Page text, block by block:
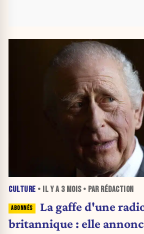
CULTURE • IL Y A 3 MOIS• PAR RÉDACTION
La gaffe d'une
britannique : elle